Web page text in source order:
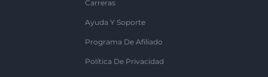
Carreras
Ayuda Y Soporte
Programa De Afiliado
Política De Privacidad